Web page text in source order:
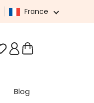
France
Vous avez 0 articles
Blog